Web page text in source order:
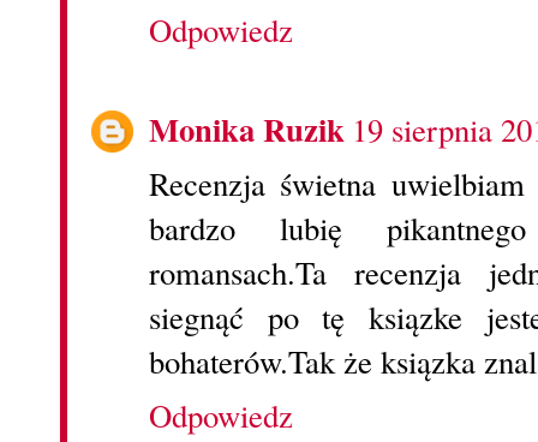
Odpowiedz
Monika Ruzik 19 sierpnia
Recenzja świetna
bardzo lubię
romansach.Ta recenzja
siegnąć po tę ksiązke
bohaterów.Tak że ksiązka
Odpowiedz